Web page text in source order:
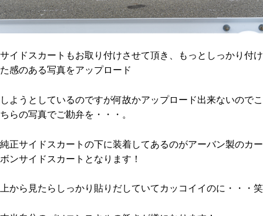
サイドスカートもお取り付けさせて頂き、もっとしっかり付け
た感のある写真をアップロード
しようとしているのですが何故かアップロード出来ないのでこ
ちらの写真でご勘弁を・・・。
純正サイドスカートの下に装着してあるのがアーバン製のカー
ボンサイドスカートとなります！
上から見たらしっかり貼りだしていてカッコイイのに・・・笑